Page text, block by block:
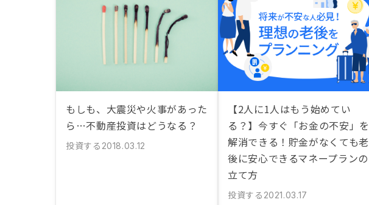
もしも、大震災や火事があった
ら…不動産投資はどうなる？
投資する 2018.03.12
【2人に1人はもう始めてい
る？】今すぐ「お金の不安」を
解消できる！貯金がなくても老
後に安心できるマネープランの
立て方
投資する 2021.03.17